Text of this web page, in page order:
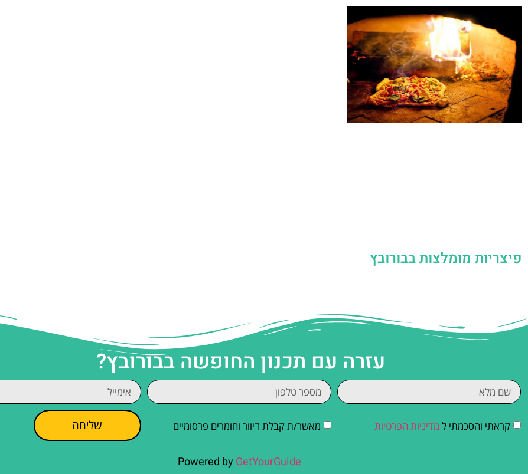
פיצריות מומלצות בבורובץ
עזרה עם תכנון החופשה בבורובץ?
קראתי והסכמתי ל מדיניות הפרטיות מאשר/ת קבלת דיוור וחומרים פרסומיים שליחה
Powered by GetYourGuide